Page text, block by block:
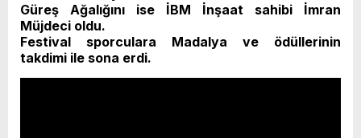
Güreş Ağalığını ise İBM İnşaat sahibi İmran
Müjdeci oldu.
Festival sporculara Madalya ve ödüllerinin
takdimi ile sona erdi.